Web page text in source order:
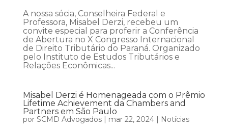
A nossa sócia, Conselheira Federal e
Professora, Misabel Derzi, recebeu um
convite especial para proferir a Conferência
de Abertura no X Congresso Internacional
de Direito Tributário do Paraná. Organizado
pelo Instituto de Estudos Tributários e
Relações Econômicas...
Misabel Derzi é Homenageada com o Prêmio
Lifetime Achievement da Chambers and
Partners em São Paulo
por SCMD Advogados| mar 22, 2024| Notícias